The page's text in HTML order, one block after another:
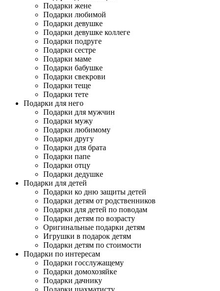
Подарки жене
Подарки любимой
Подарки девушке
Подарки девушке коллеге
Подарки подруге
Подарки сестре
Подарки маме
Подарки бабушке
Подарки свекрови
Подарки теще
Подарки тете
Подарки для него
Подарки для мужчин
Подарки мужу
Подарки любимому
Подарки другу
Подарки для брата
Подарки папе
Подарки отцу
Подарки дедушке
Подарки для детей
Подарки ко дню защиты детей
Подарки детям от родственников
Подарки для детей по поводам
Подарки детям по возрасту
Оригинальные подарки детям
Игрушки в подарок детям
Подарки детям по стоимости
Подарки по интересам
Подарки госслужащему
Подарки домохозяйке
Подарки дачнику
Подарки шахматисту